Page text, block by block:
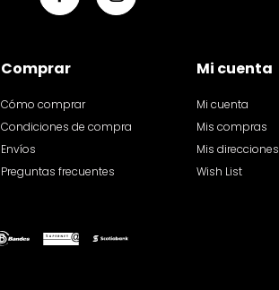
Comprar
Cómo comprar
Condiciones de compra
Envíos
Preguntas frecuentes
Mi cuenta
Mi cuenta
Mis compras
Mis direcciones
Wish List